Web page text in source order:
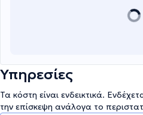
Υπηρεσίες
Τα κόστη είναι ενδεικτικά.
την επίσκεψη ανάλογα το